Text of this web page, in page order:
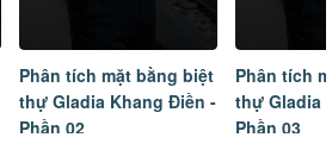
Phân tích mặt bằng biệt
thự Gladia Khang Điền -
Phần 03
Tâm sự
ngôi nhà
hoàn thiện